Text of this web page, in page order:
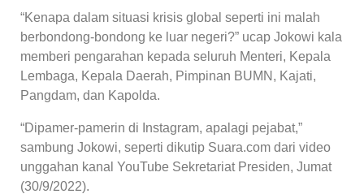
“Kenapa dalam situasi krisis global seperti ini malah
berbondong-bondong ke luar negeri?” ucap Jokowi kala
memberi pengarahan kepada seluruh Menteri, Kepala
Lembaga, Kepala Daerah, Pimpinan BUMN, Kajati,
Pangdam, dan Kapolda.
“Dipamer-pamerin di Instagram, apalagi pejabat,”
sambung Jokowi, seperti dikutip Suara.com dari video
unggahan kanal YouTube Sekretariat Presiden, Jumat
(30/9/2022).